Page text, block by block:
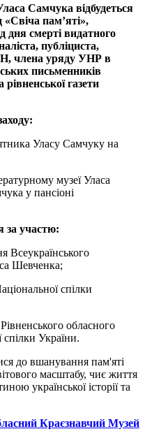
Самчука відбудеться
«Свіча пам’яті»,
дня смерті видатного
публіциста,
члена уряду УНР в
письменників
газети
Уласу Самчуку на
музеї Уласа
у пансіоні
за участю:
Всеукраїнського
Шевченка;
спілки
обласного
спілки України.
до вшанування пам'яті
масштабу, чиє життя
української історії та
Краєзнавчий Музей